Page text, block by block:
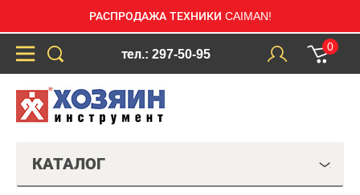
РАСПРОДАЖА ТЕХНИКИ CAIMAN!
тел.: 297-50-95
0
КАТАЛОГ